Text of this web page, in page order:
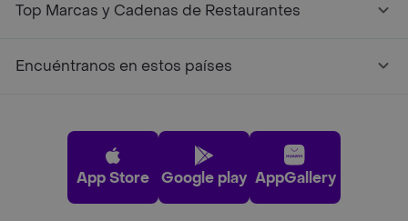
Top Marcas y Cadenas de Restaurantes
Encuéntranos en estos países
App Store Google play AppGallery